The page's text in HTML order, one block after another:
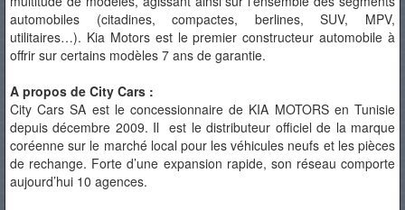
automobiles (citadines, compactes, berlines, SUV, MPV,
utilitaires…). Kia Motors est le premier constructeur automobile à
offrir sur certains modèles 7 ans de garantie.
A propos de City Cars :
City Cars SA est le concessionnaire de KIA MOTORS en Tunisie
depuis décembre 2009. Il est le distributeur officiel de la marque
coréenne sur le marché local pour les véhicules neufs et les pièces
de rechange. Forte d’une expansion rapide, son réseau comporte
aujourd’hui 10 agences.